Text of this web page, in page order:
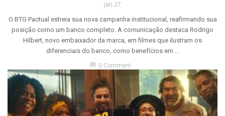
jan 27
O BTG Pactual estreia sua nova campanha institucional, reafirmando sua
posição como um banco completo. A comunicação destaca Rodrigo
Hilbert, novo embaixador da marca, em filmes que ilustram os
diferenciais do banco, como benefícios em ...
chat_bubble 0 Comment